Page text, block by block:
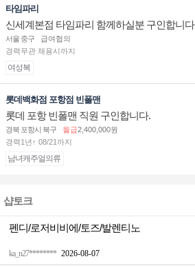
타임파리
신세계본점 타임파리 함께하실분 구인합니다
서울 중구
급여협의
경력무관 채용시까지
여성복
롯데백화점 포항점 빈폴맨
롯데 포항 빈폴맨 직원 구인합니다.
경북 포항시 북구 월급2,400,000원
경력1년↑ 08/21까지
남녀캐주얼의류
샵토크
ka_n27******** 2026-08-07
펜디/로저비비에/토즈/발렌티노